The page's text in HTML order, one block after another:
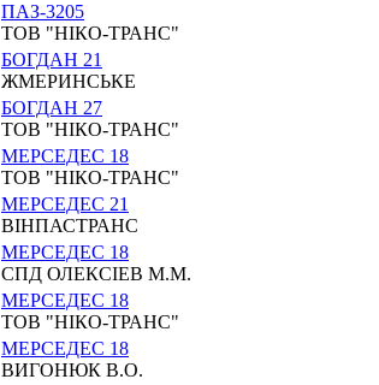
ПАЗ-3205
ТОВ "НІКО-ТРАНС"
БОГДАН 21
ЖМЕРИНСЬКЕ
БОГДАН 27
ТОВ "НІКО-ТРАНС"
МЕРСЕДЕС 18
ТОВ "НІКО-ТРАНС"
МЕРСЕДЕС 21
ВІНПАСТРАНС
МЕРСЕДЕС 18
СПД ОЛЕКСІЕВ М.М.
МЕРСЕДЕС 18
ТОВ "НІКО-ТРАНС"
МЕРСЕДЕС 18
ВИГОНЮК В.О.